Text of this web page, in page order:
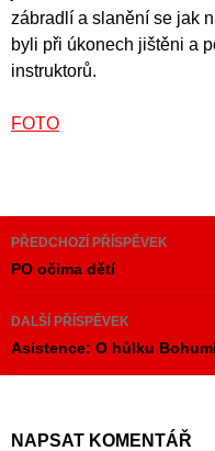
zábradlí a slanění se jak
byli při úkonech jištěni a
instruktorů.
FOTO
Navigace
pro
příspěvky
PŘEDCHOZÍ PŘÍSPĚVEK
PO očima dětí
DALŠÍ PŘÍSPĚVEK
Asistence: O hůlku
NAPSAT KOMENTÁŘ